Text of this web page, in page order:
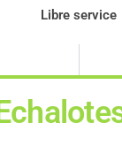
Libre service